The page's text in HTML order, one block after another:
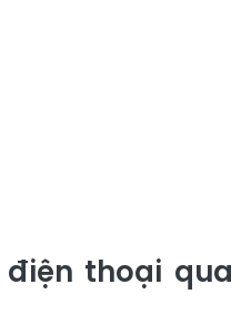
thoại qua